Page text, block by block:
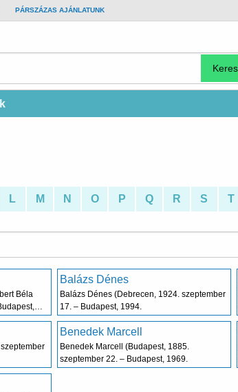
PÁRSZÁZAS AJÁNLATUNK
L M N O P Q R S T
Béla
Balázs Dénes
Balázs Dénes (Debrecen, 1924. szeptember
17. – Budapest, 1994.
Benedek Marcell
Benedek Marcell (Budapest, 1885.
szeptember 22. – Budapest, 1969.